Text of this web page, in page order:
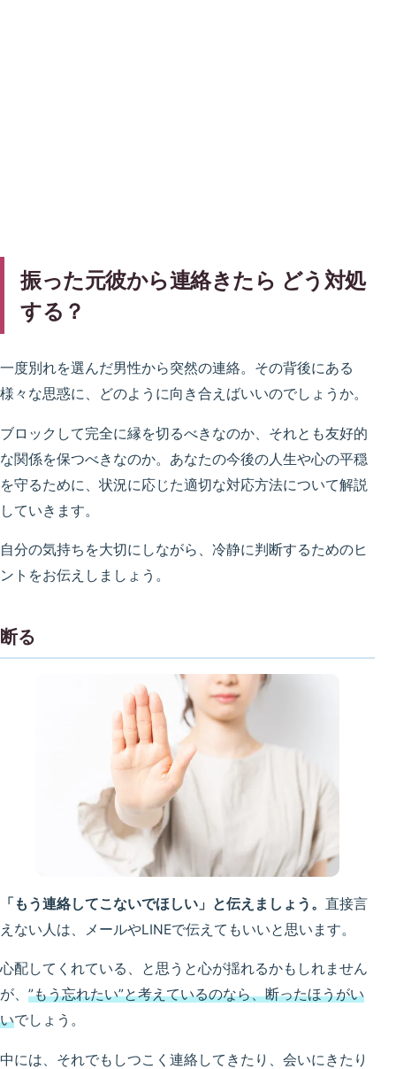
振った元彼から連絡きたら どう対処
する？
一度別れを選んだ男性から突然の連絡。その背後にある
様々な思惑に、どのように向き合えばいいのでしょうか。
ブロックして完全に縁を切るべきなのか、それとも友好的
な関係を保つべきなのか。あなたの今後の人生や心の平穏
を守るために、状況に応じた適切な対応方法について解説
していきます。
自分の気持ちを大切にしながら、冷静に判断するためのヒ
ントをお伝えしましょう。
断る
「もう連絡してこないでほしい」と伝えましょう。 直接言
えない人は、メールやLINEで伝えてもいいと思います。
心配してくれている、と思うと心が揺れるかもしれません
が、 ”もう忘れたい”と考えているのなら、断ったほうがい
いでしょう。
中には、それでもしつこく連絡してきたり、会いにきたり